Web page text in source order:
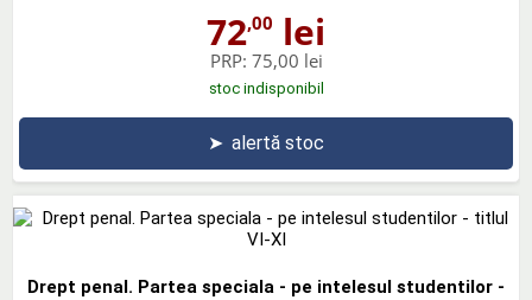
72,00 lei
PRP: 75,00 lei
stoc indisponibil
➤ alertă stoc
Drept penal. Partea speciala - pe intelesul studentilor -